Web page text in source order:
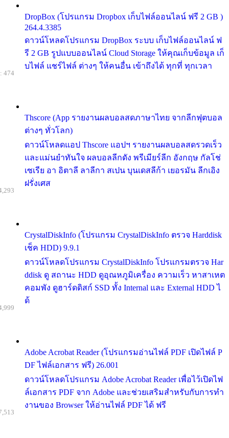
DropBox (โปรแกรม Dropbox เก็บไฟล์ออนไลน์ ฟรี 2 GB )
264.4.3385
ดาวน์โหลดโปรแกรม DropBox ระบบ เก็บไฟล์ออนไลน์ ฟ
รี 2 GB รูปแบบออนไลน์ Cloud Storage ให้คุณเก็บข้อมูล เก็
บไฟล์ แชร์ไฟล์ ต่างๆ ให้คนอื่น เข้าถึงได้ ทุกที่ ทุกเวลา
Thscore (App รายงานผลบอลสดภาษาไทย จากลีกฟุตบอล
ต่างๆ ทั่วโลก)
ดาวน์โหลดแอป Thscore แอปฯ รายงานผลบอลสดรวดเร็ว
และแม่นยำทันใจ ผลบอลลีกดัง พรีเมียร์ลีก อังกฤษ กัลโช่
เซเรีย อา อิตาลี ลาลีกา สเปน บุนเดสลีก้า เยอรมัน ลีกเอิง
ฝรั่งเศส
474
CrystalDiskInfo (โปรแกรม CrystalDiskInfo ตรวจ Harddisk
เช็ค HDD) 9.9.1
ดาวน์โหลดโปรแกรม CrystalDiskInfo โปรแกรมตรวจ Har
ddisk ดู สถานะ HDD ดูอุณหภูมิเครื่อง ความเร็ว หาสาเหต
คอมพัง ดูฮาร์ดดิสก์ SSD ทั้ง Internal และ External HDD ไ
ด้
Adobe Acrobat Reader (โปรแกรมอ่านไฟล์ PDF เปิดไฟล์ P
DF ไฟล์เอกสาร ฟรี) 26.001
ดาวน์โหลดโปรแกรม Adobe Acrobat Reader เพื่อไว้เปิดไฟ
ล์เอกสาร PDF จาก Adobe และช่วยเสริมสำหรับกับการทำ
งานของ Browser ให้อ่านไฟล์ PDF ได้ ฟรี